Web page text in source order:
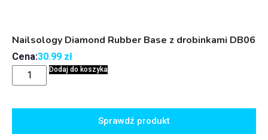
Nailsology Diamond Rubber Base z drobinkami DB06
Cena:30.99 zł
Dodaj do koszyka
Sprawdź produkt